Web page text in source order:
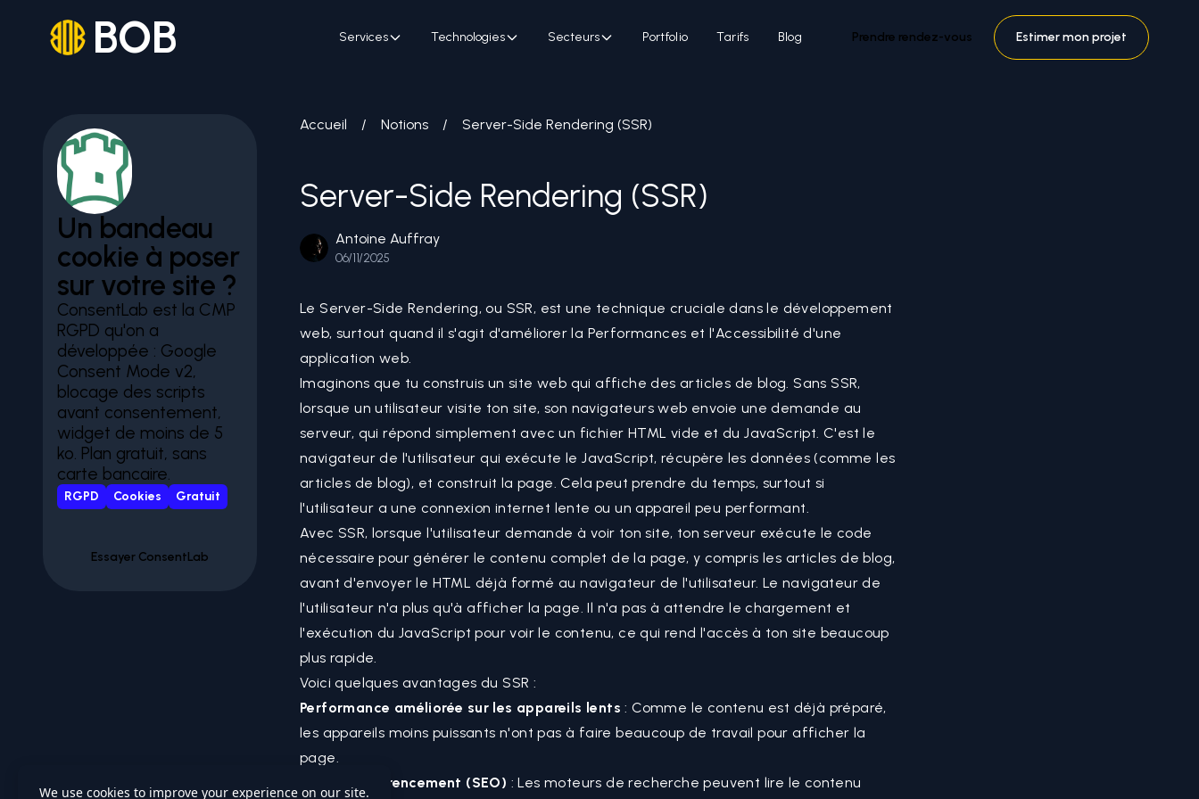
BOB Services Technologies Secteurs Portfolio Tarifs Blog Prendre rendez-vous Estimer mon projet
Un bandeau
cookie à poser
sur votre site ?
ConsentLab est la CMP
RGPD qu'on a
développée : Google
Consent Mode v2,
blocage des scripts
avant consentement,
widget de moins de 5
ko. Plan gratuit, sans
carte bancaire.
RGPD Cookies Gratuit
Essayer ConsentLab
Accueil / Notions / Server-Side Rendering (SSR)
Server-Side Rendering (SSR)
Antoine Auffray
06/11/2025
Le Server-Side Rendering, ou SSR, est une technique cruciale dans le développement
web, surtout quand il s'agit d'améliorer la Performances et l'Accessibilité d'une
application web.
Imaginons que tu construis un site web qui affiche des articles de blog. Sans SSR,
lorsque un utilisateur visite ton site, son navigateurs web envoie une demande au
serveur, qui répond simplement avec un fichier HTML vide et duJavaScript. C'est le
navigateur de l'utilisateur qui exécute le JavaScript, récupère les données (comme les
articles de blog), et construit la page. Cela peut prendre du temps, surtout si
l'utilisateur a une connexion internet lente ou un appareil peu performant.
Avec SSR, lorsque l'utilisateur demande à voir ton site, ton serveur exécute le code
nécessaire pour générer le contenu complet de la page, y compris les articles de blog,
avant d'envoyer le HTML déjà formé au navigateur de l'utilisateur. Le navigateur de
l'utilisateur n'a plus qu'à afficher la page. Il n'a pas à attendre le chargement et
l'exécution du JavaScript pour voir le contenu, ce qui rend l'accès à ton site beaucoup
plus rapide.
Voici quelques avantages du SSR :
Performance améliorée sur les appareils lents : Comme le contenu est déjà préparé,
les appareils moins puissants n'ont pas à faire beaucoup de travail pour afficher la
page.
Meilleur référencement (SEO) : Les moteurs de recherche peuvent lire le contenu